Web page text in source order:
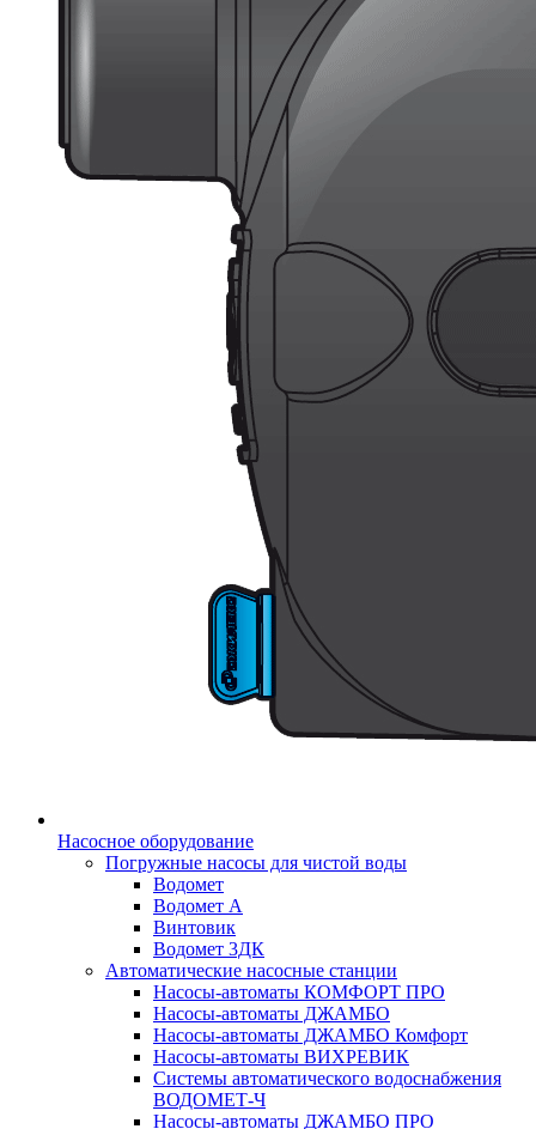
Насосное оборудование
Погружные насосы для чистой воды
Водомет
Водомет А
Винтовик
Водомет 3ДК
Автоматические насосные станции
Насосы-автоматы КОМФОРТ ПРО
Насосы-автоматы ДЖАМБО
Насосы-автоматы ДЖАМБО Комфорт
Насосы-автоматы ВИХРЕВИК
Системы автоматического водоснабжения
ВОДОМЕТ-Ч
Насосы-автоматы ДЖАМБО ПРО